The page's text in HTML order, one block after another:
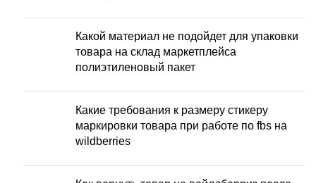
Какой материал не подойдет для упаковки
товара на склад маркетплейса
полиэтиленовый пакет
Какие требования к размеру стикеру
маркировки товара при работе по fbs на
wildberries